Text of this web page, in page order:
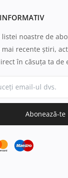
noastre de
recente știri,
în căsuța ta de
Abonează-te